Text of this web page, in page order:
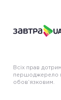
Всіх прав
першоджерело
обов’язковим.